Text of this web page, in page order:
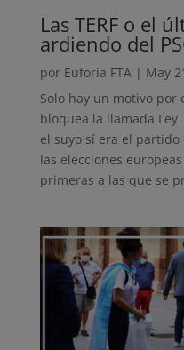
Las TERF o el
ardiendo del
por Euforia FTA| May
Solo hay un motivo
bloquea la llamada
el suyo sí era el
las elecciones
primeras a las que se